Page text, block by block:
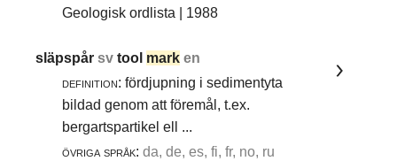
Geologisk ordlista | 1988
släpspårsvtool mark en
definition: fördjupning i sedimentyta
bildad genom att föremål, t.ex.
bergartspartikel ell ...
övriga språk: da, de, es, fi, fr, no, ru